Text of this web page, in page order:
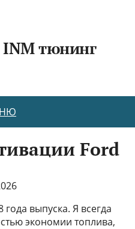
INM тюнинг
Ford
выпуска. Я всегда
экономии топлива,